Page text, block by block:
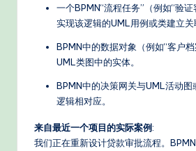
一个BPMN“流程任务”（例如“验
实现该逻辑的UML用例或类建立关
BPMN中的数据对象（例如“客户
UML类图中的实体。
BPMN中的决策网关与UML活动
逻辑相对应。
来自最近一个项目的实际案例:
我们正在重新设计贷款审批流程。